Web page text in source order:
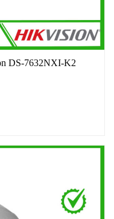
DS-7632NXI-K2